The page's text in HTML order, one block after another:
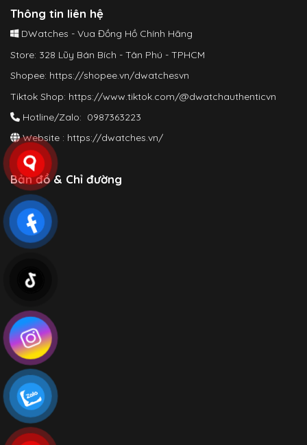
Thông tin liên hệ
DWatches - Vua Đồng Hồ Chính Hãng
Store: 328 Lũy Bán Bích - Tân Phú - TPHCM
Shopee: https://shopee.vn/dwatchesvn
Tiktok Shop: https://www.tiktok.com/@dwatchauthenticvn
Hotline/Zalo: 0987363223
Website : https://dwatches.vn/
Bản đồ & Chỉ đường